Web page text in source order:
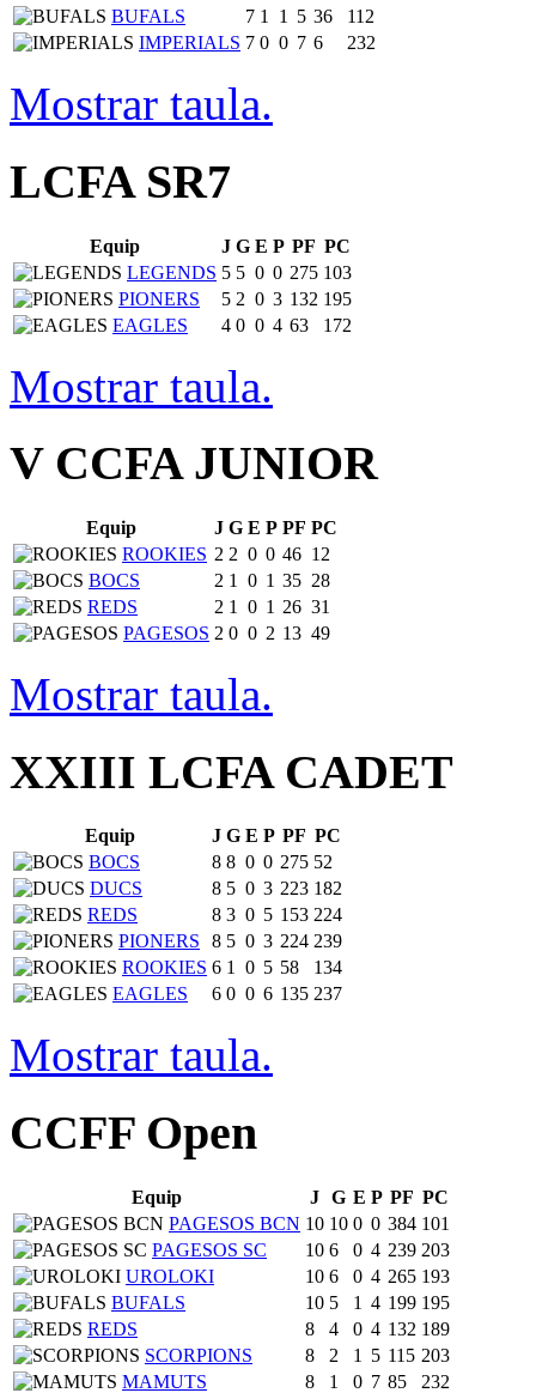
BUFALS
7 1 1 5 36
112
IMPERIALS 7 0 0 7 6 232
Mostrar taula.
LCFA SR7
Equip J G E P PF PC
LEGENDS 5 5 0 0 275 103
PIONERS
5 2 0 3 132 195
EAGLES
4 0 0 4 63 172
Mostrar taula.
V CCFA JUNIOR
Equip J G E P PF PC
ROOKIES 2 2 0 0 46 12
BOCS
2 1 0 1 35 28
REDS
2 1 0 1 26 31
PAGESOS 2 0 0 2 13 49
Mostrar taula.
XXIII LCFA CADET
Equip J G E P PF PC
BOCS
8 8 0 0 275 52
DUCS
8 5 0 3 223 182
REDS
8 3 0 5 153 224
PIONERS
8 5 0 3 224 239
ROOKIES 6 1 0 5 58
134
EAGLES
6 0 0 6 135 237
Mostrar taula.
CCFF Open
Equip J G E P PF PC
PAGESOS BCN 10 10 0 0 384 101
PAGESOS SC
10 6 0 4 239 203
UROLOKI
10 6 0 4 265 193
BUFALS
10 5 1 4 199 195
REDS
8 4 0 4 132 189
SCORPIONS
8 2 1 5 115 203
MAMUTS
8 1 0 7 85
232